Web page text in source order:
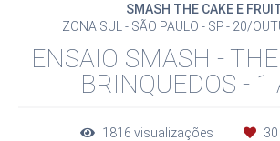
SMASH THE CAKE E
ZONA SUL - SÃO PAULO - SP
20/
ENSAIO SMASH -
BRINQUEDOS - 1
1816 visualizações 30